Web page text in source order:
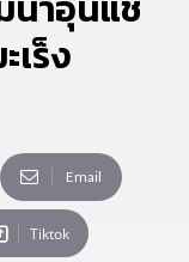
เร็ง
Email
Tiktok